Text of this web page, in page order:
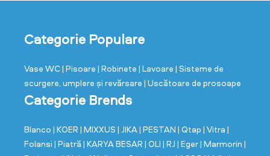
Categorie Populare
Vase WC| Pisoare | Robinete | Lavoare | Sisteme de
scurgere, umplere și revărsare | Uscătoare de prosoape
Categorie Brends
Blanco | KOER | MIXXUS | JIKA| PESTAN | Qtap | Vitra |
Folansi | Piatră | KARYA BESAR | OLI | RJ | Eger| Marmorin |